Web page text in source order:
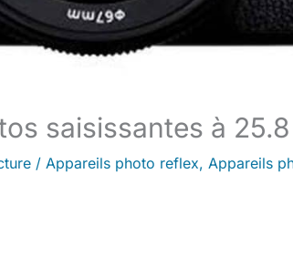
saisissantes à
/ Appareils photo reflex, Appareils